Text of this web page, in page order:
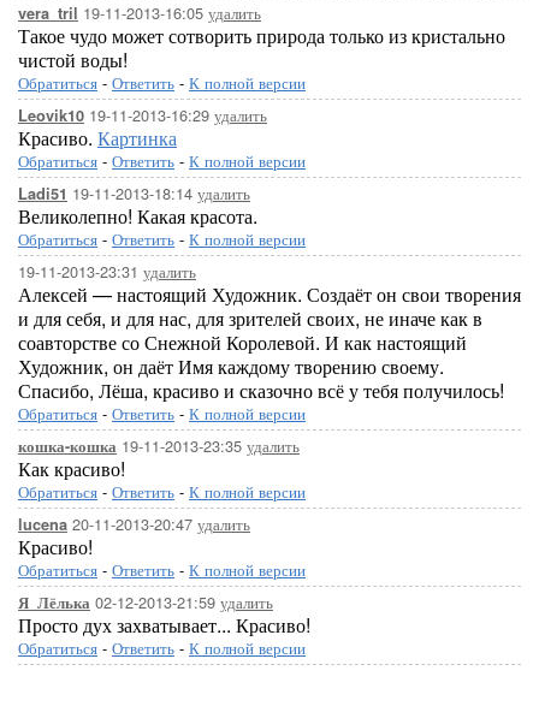
vera_tril 19-11-2013-16:05 удалить
Такое чудо может сотворить природа только из кристально
чистой воды!
Обратиться - Ответить - К полной версии
Leovik10 19-11-2013-16:29 удалить
Красиво. Картинка
Обратиться - Ответить - К полной версии
Ladi51 19-11-2013-18:14 удалить
Великолепно! Какая красота.
Обратиться - Ответить - К полной версии
19-11-2013-23:31 удалить
Алексей — настоящий Художник. Создаёт он свои творения
и для себя, и для нас, для зрителей своих, не иначе как в
соавторстве со Снежной Королевой. И как настоящий
Художник, он даёт Имя каждому творению своему.
Спасибо, Лёша, красиво и сказочно всё у тебя получилось!
Обратиться - Ответить - К полной версии
кошка-кошка 19-11-2013-23:35 удалить
Как красиво!
Обратиться - Ответить - К полной версии
lucena 20-11-2013-20:47 удалить
Красиво!
Обратиться - Ответить - К полной версии
Я_Лёлька 02-12-2013-21:59 удалить
Просто дух захватывает... Красиво!
Обратиться - Ответить - К полной версии